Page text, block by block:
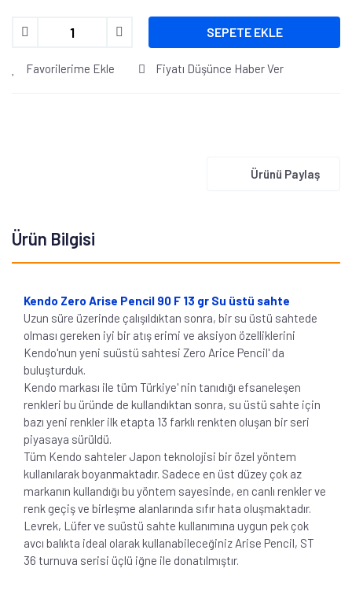
SEPETE EKLE
Favorilerime Ekle Fiyatı Düşünce Haber Ver
Ürünü Paylaş
Ürün Bilgisi
Kendo Zero Arise Pencil 90 F 13 gr Su üstü sahte
Uzun süre üzerinde çalışıldıktan sonra, bir su üstü sahtede
olması gereken iyi bir atış erimi ve aksiyon özelliklerini
Kendo'nun yeni suüstü sahtesi Zero Arice Pencil' da
buluşturduk.
Kendo markası ile tüm Türkiye' nin tanıdığı efsaneleşen
renkleri bu üründe de kullandıktan sonra, su üstü sahte için
bazı yeni renkler ilk etapta 13 farklı renkten oluşan bir seri
piyasaya sürüldü.
Tüm Kendo sahteler Japon teknolojisi bir özel yöntem
kullanılarak boyanmaktadır. Sadece en üst düzey çok az
markanın kullandığı bu yöntem sayesinde, en canlı renkler ve
renk geçiş ve birleşme alanlarında sıfır hata oluşmaktadır.
Levrek, Lüfer ve suüstü sahte kullanımına uygun pek çok
avcı balıkta ideal olarak kullanabileceğiniz Arise Pencil, ST
36 turnuva serisi üçlü iğne ile donatılmıştır.